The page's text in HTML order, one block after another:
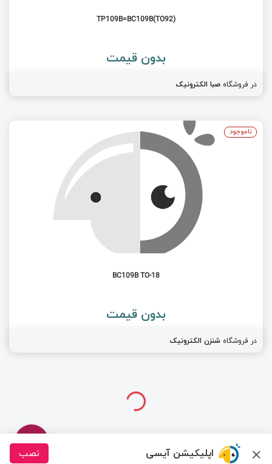
TP109B=BC109B(TO92)
بدون قیمت
در فروشگاه صبا الکترونیک
BC109B TO-18
بدون قیمت
در فروشگاه شنزن الکترونیک
ناموجود
درباره ما تماس با ما قوانین و مقررات اپلیکیشن آیسی نصب